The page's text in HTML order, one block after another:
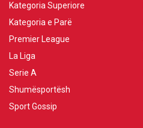
Kategoria Superiore
Kategoria e Parë
Premier League
La Liga
Serie A
Shumësportësh
Sport Gossip